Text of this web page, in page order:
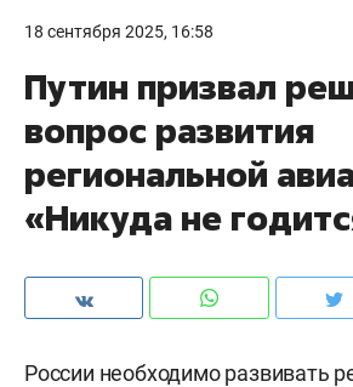
18 сентября 2025, 16:58
Путин призвал
вопрос развития
региональной
«Никуда не
России необходимо развивать